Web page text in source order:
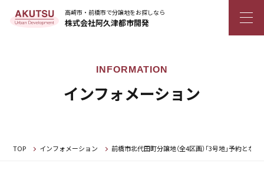
高崎市・前橋市で分譲地をお探しなら
株式会社阿久津都市開発
インフォメーション
TOP インフォメーション 前橋市北代田町分譲地（全4区画）「3号地」予約とな